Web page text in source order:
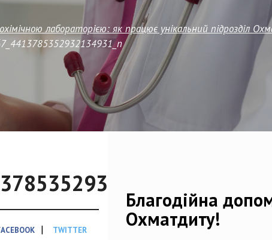
лабораторією: як працює унікальний підрозділ
| TWITTER
Благодійна
Охматдиту!